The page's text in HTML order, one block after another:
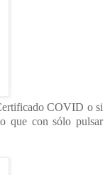
COVID o si
que con sólo pulsar